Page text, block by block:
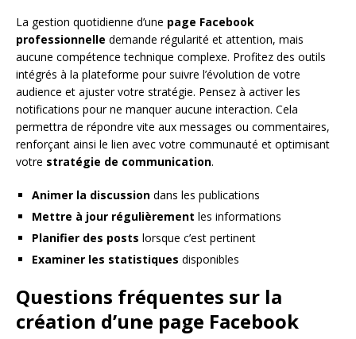
La gestion quotidienne d’une page Facebook
professionnelle demande régularité et attention, mais
aucune compétence technique complexe. Profitez des outils
intégrés à la plateforme pour suivre l’évolution de votre
audience et ajuster votre stratégie. Pensez à activer les
notifications pour ne manquer aucune interaction. Cela
permettra de répondre vite aux messages ou commentaires,
renforçant ainsi le lien avec votre communauté et optimisant
votre stratégie de communication.
Animer la discussion dans les publications
Mettre à jour régulièrement les informations
Planifier des posts lorsque c’est pertinent
Examiner les statistiques disponibles
Questions fréquentes sur la
création d’une page Facebook